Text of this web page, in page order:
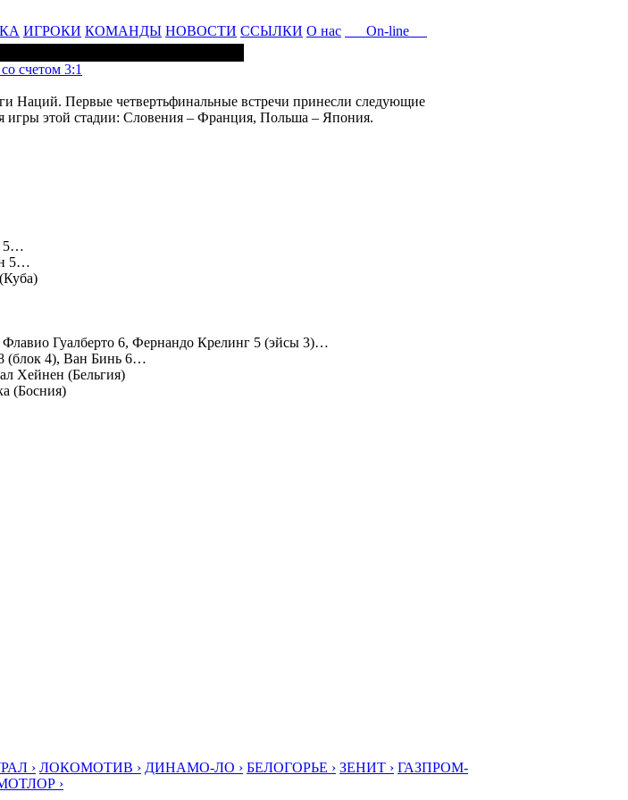
ИГРОКИ КОМАНДЫ НОВОСТИ ССЫЛКИ О нас On-line
счетом 3:1
Наций. Первые четвертьфинальные встречи принесли следующие
игры этой стадии: Словения – Франция, Польша – Япония.
5…
5…
Гуалберто 6, Фернандо Крелинг 5 (эйсы 3)…
(блок 4), Ван Бинь 6…
Хейнен (Бельгия)
(Босния)
› ЛОКОМОТИВ › ДИНАМО-ЛО › БЕЛОГОРЬЕ › ЗЕНИТ › ГАЗПРОМ-
›